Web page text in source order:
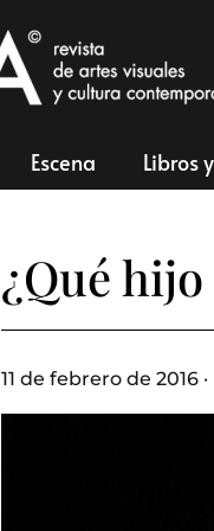
Escena Libros
¿Qué
11 de febrero de 2016 ·